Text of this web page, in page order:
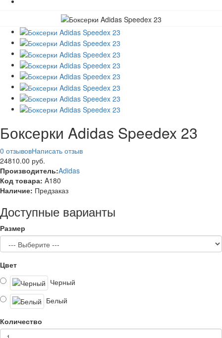
Боксерки Adidas Speedex 23
0 отзывовНаписать отзыв
24810.00 руб.
Производитель:Adidas
Код товара: A180
Наличие: Предзаказ
Доступные варианты
Размер
Цвет
Черный
Белый
Количество